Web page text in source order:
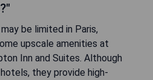
be limited in Paris,
upscale amenities at
Inn and Suites. Although
they provide high-